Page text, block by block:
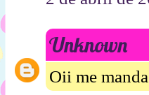
Unknown
Oii me